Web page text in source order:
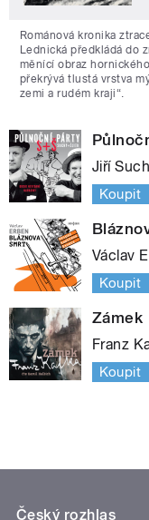
Románová kronika
Lednická předkládá do
měnící obraz
překrývá tlustá vrstva
zemi a rudém kraji“.
Jiří
Koupit
Václav
Koupit
Zámek
Franz
Koupit
Český rozhlas